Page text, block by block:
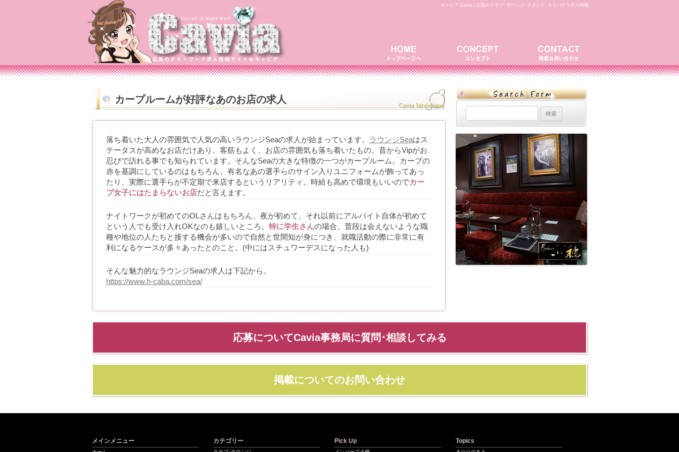
キャビア Cavia | 広島のクラブ･ラウンジ･スタンド･キャバクラ求人情報
カープルームが好評なあのお店の求人
落ち着いた大人の雰囲気で人気の高いラウンジSeaの求人が始まっています。 ラウンジSeaはス
テータスが高めなお店だけあり、客筋もよく、お店の雰囲気も落ち着いたもの。昔からVipがお
忍びで訪れる事でも知られています。そんなSeaの大きな特徴の一つがカープルーム。カープの
赤を基調にしているのはもちろん、有名なあの選手らのサイン入りユニフォームが飾ってあっ
たり、実際に選手らが不定期で来店するというリアリティ。時給も高めで環境もいいのでカー
プ女子にはたまらないお店だと言えます。
ナイトワークが初めてのOLさんはもちろん、夜が初めて、それ以前にアルバイト自体が初めて
という人でも受け入れOKなのも嬉しいところ。 特に学生さんの場合、普段は会えないような職
種や地位の人たちと接する機会が多いので自然と世間知が身につき、就職活動の際に非常に有
利になるケースが多々あったとのこと。(中にはスチュワーデスになった人も)
そんな魅力的なラウンジSeaの求人は下記から。
https://www.h-caba.com/sea/
索:
応募についてCavia事務局に質問･相談してみる
掲載についてのお問い合わせ
メインメニュー カテゴリー Pick Up Topics